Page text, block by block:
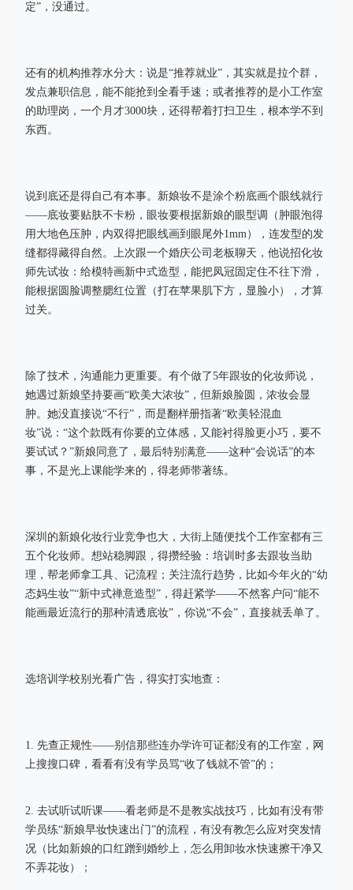
定”，没通过。
还有的机构推荐水分大：说是“推荐就业”，其实就是拉个群，
发点兼职信息，能不能抢到全看手速；或者推荐的是小工作室
的助理岗，一个月才3000块，还得帮着打扫卫生，根本学不到
东西。
说到底还是得自己有本事。新娘妆不是涂个粉底画个眼线就行
——底妆要贴肤不卡粉，眼妆要根据新娘的眼型调（肿眼泡得
用大地色压肿，内双得把眼线画到眼尾外1mm），连发型的发
缝都得藏得自然。上次跟一个婚庆公司老板聊天，他说招化妆
师先试妆：给模特画新中式造型，能把凤冠固定住不往下滑，
能根据圆脸调整腮红位置（打在苹果肌下方，显脸小），才算
过关。
除了技术，沟通能力更重要。有个做了5年跟妆的化妆师说，
她遇过新娘坚持要画“欧美大浓妆”，但新娘脸圆，浓妆会显
肿。她没直接说“不行”，而是翻样册指著“欧美轻混血
妆”说：“这个款既有你要的立体感，又能衬得脸更小巧，要不
要试试？”新娘同意了，最后特别满意——这种“会说话”的本
事，不是光上课能学来的，得老师带著练。
深圳的新娘化妆行业竞争也大，大街上随便找个工作室都有三
五个化妆师。想站稳脚跟，得攒经验：培训时多去跟妆当助
理，帮老师拿工具、记流程；关注流行趋势，比如今年火的“幼
态妈生妆”“新中式禅意造型”，得赶紧学——不然客户问“能不
能画最近流行的那种清透底妆”，你说“不会”，直接就丢单了。
选培训学校别光看广告，得实打实地查：
1. 先查正规性——别信那些连办学许可证都没有的工作室，网
上搜搜口碑，看看有没有学员骂“收了钱就不管”的；
2. 去试听试听课——看老师是不是教实战技巧，比如有没有带
学员练“新娘早妆快速出门”的流程，有没有教怎么应对突发情
况（比如新娘的口红蹭到婚纱上，怎么用卸妆水快速擦干净又
不弄花妆）；